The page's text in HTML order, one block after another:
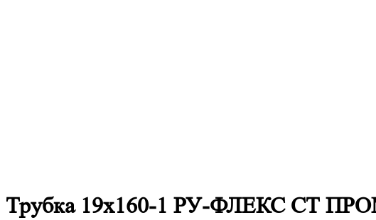
Трубка 19х160-1 РУ-ФЛЕКС СТ